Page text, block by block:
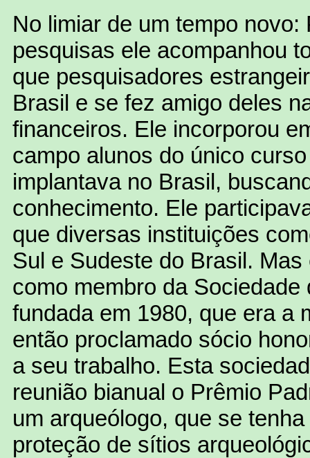
No limiar de um tempo
pesquisas ele acompanhou
que pesquisadores
Brasil e se fez amigo deles
financeiros. Ele incorporou
campo alunos do único
implantava no Brasil,
conhecimento. Ele
que diversas instituições
Sul e Sudeste do Brasil.
como membro da
fundada em 1980, que era a
então proclamado sócio
a seu trabalho. Esta
reunião bianual o Prêmio
um arqueólogo, que se
proteção de sítios